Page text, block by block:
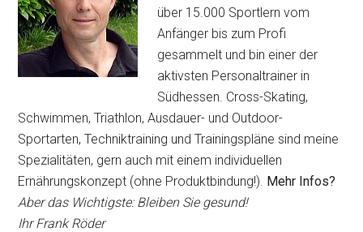
über 15.000 Sportlern vom
Anfänger bis zum Profi
gesammelt und bin einer der
aktivsten Personaltrainer in
Südhessen. Cross-Skating,
Schwimmen, Triathlon, Ausdauer- und Outdoor-
Sportarten, Techniktraining und Trainingspläne sind meine
Spezialitäten, gern auch mit einem individuellen
Ernährungskonzept (ohne Produktbindung!). Mehr Infos?
Aber das Wichtigste: Bleiben Sie gesund!
Ihr Frank Röder